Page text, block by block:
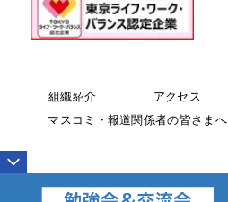
組織紹介 アクセス
マスコミ・報道関係者の皆さまへ